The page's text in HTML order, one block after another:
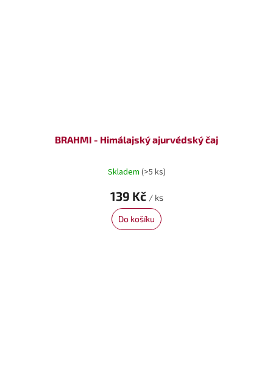
BRAHMI - Himálajský ajurvédský čaj
Skladem (>5 ks)
139 Kč / ks
Do košíku